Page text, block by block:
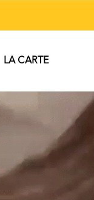
LA CARTE